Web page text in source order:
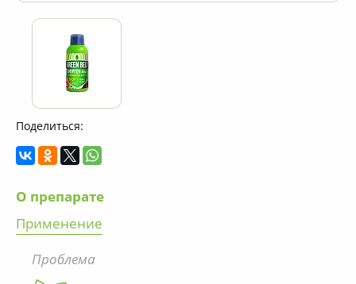
Поделиться:
О препарате
Применение
Проблема